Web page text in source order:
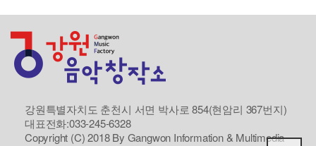
강원특별자치도 춘천시 서면 박사로 854(현암리 367번지)
대표전화:033-245-6328
Copyright (C) 2018 By Gangwon Information & Multimedia